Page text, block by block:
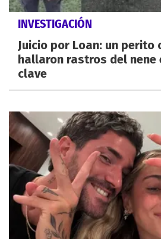
INVESTIGACIÓN
Juicio por Loan: un perito
hallaron rastros del nene
clave